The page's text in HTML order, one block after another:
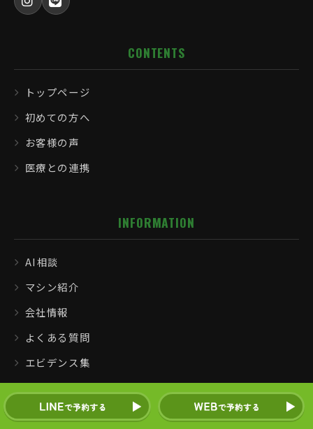
CONTENTS
トップページ
初めての方へ
お客様の声
医療との連携
INFORMATION
AI相談
マシン紹介
会社情報
よくある質問
エビデンス集
ブログ